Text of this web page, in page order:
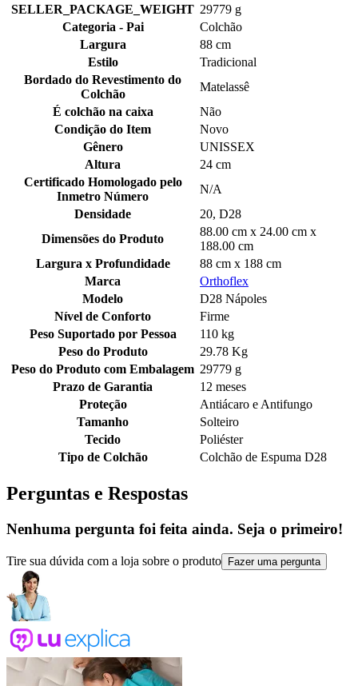
SELLER_PACKAGE_WEIGHT 29779 g
Categoria - Pai
Colchão
Largura
88 cm
Estilo
Tradicional
Bordado do Revestimento do
Colchão
Matelassê
É colchão na caixa
Não
Condição do Item
Novo
Gênero
UNISSEX
Altura
24 cm
Certificado Homologado pelo
Inmetro Número
N/A
Densidade
20, D28
Dimensões do Produto
88.00 cm x 24.00 cm x
188.00 cm
Largura x Profundidade
88 cm x 188 cm
Marca
Orthoflex
Modelo
D28 Nápoles
Nível de Conforto
Firme
Peso Suportado por Pessoa
110 kg
Peso do Produto
29.78 Kg
Peso do Produto com Embalagem 29779 g
Prazo de Garantia
12 meses
Proteção
Antiácaro e Antifungo
Tamanho
Solteiro
Tecido
Poliéster
Tipo de Colchão
Colchão de Espuma D28
Perguntas e Respostas
Nenhuma pergunta foi feita ainda. Seja o primeiro!
Tire sua dúvida com a loja sobre o produto Fazer uma pergunta